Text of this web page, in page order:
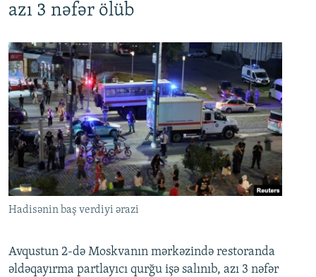
azı 3 nəfər ölüb
Hadisənin baş verdiyi ərazi
Avqustun 2-də Moskvanın mərkəzində restoranda
əldəqayırma partlayıcı qurğu işə salınıb, azı 3 nəfər